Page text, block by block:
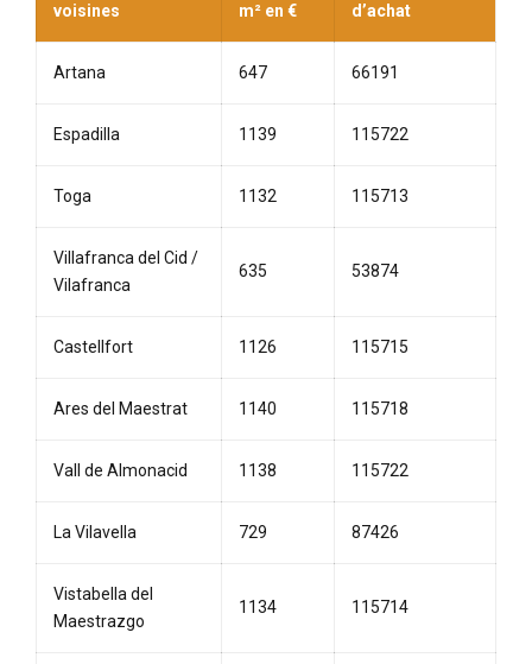
voisines
m² en €
d’achat
Artana 647 66191
Espadilla 1139 115722
Toga 1132 115713
Villafranca del Cid /
Vilafranca
635 53874
Castellfort 1126 115715
Ares del Maestrat 1140 115718
Vall de Almonacid 1138 115722
La Vilavella 729 87426
Vistabella del
Maestrazgo
1134 115714